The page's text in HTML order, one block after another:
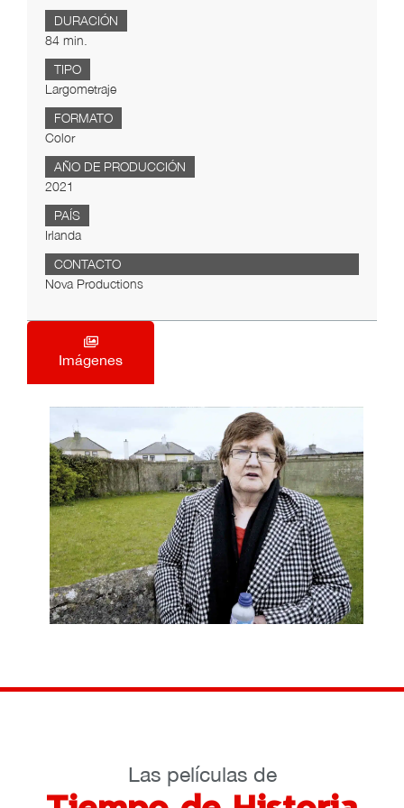
DURACIÓN
84 min.
TIPO
Largometraje
FORMATO
Color
AÑO DE PRODUCCIÓN
2021
PAÍS
Irlanda
CONTACTO
Nova Productions
Imágenes
Las películas de